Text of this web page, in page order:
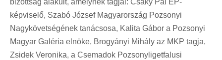
bizottság alakult, amelynek tagjai: Csáky Pál EP-
képviselő, Szabó József Magyarország Pozsonyi
Nagykövetségének tanácsosa, Kalita Gábor a Pozsonyi
Magyar Galéria elnöke, Brogyányi Mihály az MKP tagja,
Zsidek Veronika, a Csemadok Pozsonyligetfalusi